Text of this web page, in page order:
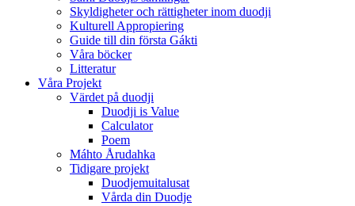
Skyldigheter och rättigheter inom duodji
Kulturell Appropiering
Guide till din första Gákti
Våra böcker
Litteratur
Våra Projekt
Värdet på duodji​
Duodji is Value
Calculator
Poem
Máhto Årudahka
Tidigare projekt
Duodjemuitalusat
Vårda din Duodje